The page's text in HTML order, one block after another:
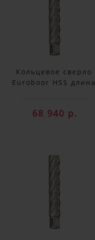
Кольцевое сверло
Euroboor HSS длина
68 940 р.